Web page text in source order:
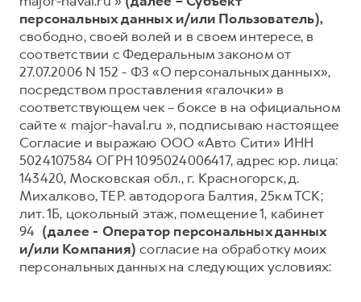
DARGO
от 3 199 000 ₽
DARGO X
от 3 499 000 ₽
F7
от 2 899 000 ₽ от 3 599 000 ₽
Тест-драйв
Трейд-ин
КРЕДИТ И СТРАХОВАНИЕ
Кредитный калькулятор
Страхование
Кредит
КОРПОРАТИВНЫМ КЛИЕНТАМ
Для малого бизнеса
СЕРВИСНОЕ ОБСЛУЖИВАНИЕ
Нулевое ТО
Программа «Помощь на дороге»
Регламенты технического обслуживания
Электронный ПТС
ПОДДЕРЖКА
GWM Безопасность
Гарантия HAVAL
Мобильное приложение GWM
О дилере
Наша команда
Контакты
персональных данных и/или Пользователь),
свободно, своей волей и в своем интересе, в
соответствии с Федеральным законом от
27.07.2006 N 152 - ФЗ «О персональных данных»,
посредством проставления «галочки» в
соответствующем чек – боксе в на официальном
сайте « major-haval.ru », подписываю настоящее
Согласие и выражаю ООО «Авто Сити» ИНН
5024107584 ОГРН 1095024006417, адрес юр. лица:
143420, Московская обл., г. Красногорск, д.
Михалково, ТЕР. автодорога Балтия, 25км ТСК;
лит. 1Б, цокольный этаж, помещение 1, кабинет
94 (далее - Оператор персональных данных
и/или Компания) согласие на обработку моих
персональных данных на следующих условиях: